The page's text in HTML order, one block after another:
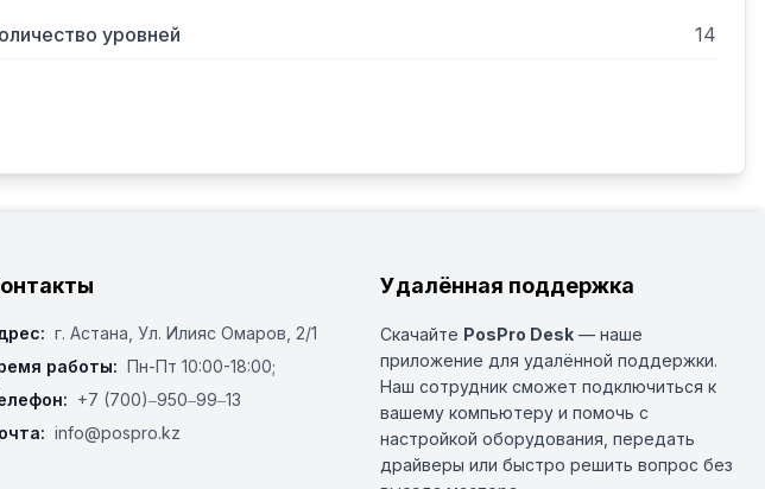
уровней 14
г. Астана, ​Ул. Илияс Омаров, 2/1
работы: Пн-Пт 10:00-18:00;
+7 (700)‒950‒99‒13
info@pospro.kz
Удалённая поддержка
Скачайте PosPro Desk — наше
приложение для удалённой поддержки.
Наш сотрудник сможет подключиться к
вашему компьютеру и помочь с
настройкой оборудования, передать
драйверы или быстро решить вопрос без